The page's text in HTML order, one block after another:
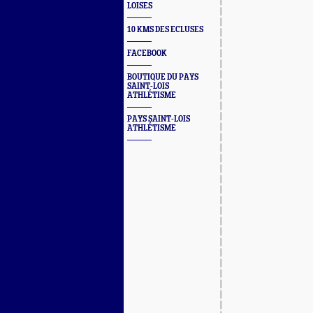
LOISES
10 KMS DES ECLUSES
FACEBOOK
BOUTIQUE DU PAYS
SAINT-LOIS
ATHLÉTISME
PAYS SAINT-LOIS
ATHLÉTISME